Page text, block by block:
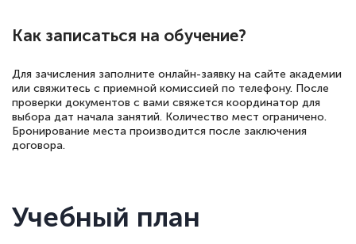
Как записаться на обучение?
Для зачисления заполните онлайн-заявку на сайте академии
или свяжитесь с приемной комиссией по телефону. После
проверки документов с вами свяжется координатор для
выбора дат начала занятий. Количество мест ограничено.
Бронирование места производится после заключения
договора.
Учебный план